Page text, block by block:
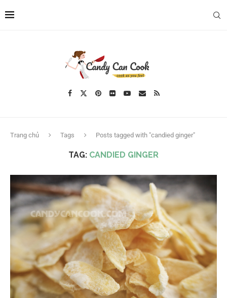
Trang chủ Tags Posts tagged with "candied ginger"
TAG: CANDIED GINGER